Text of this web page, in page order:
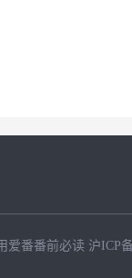
爱番番前必读 沪ICP